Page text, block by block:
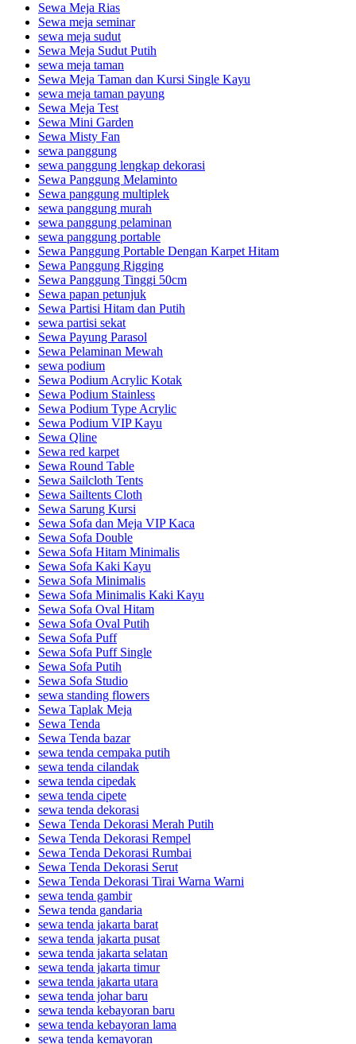
Sewa Meja Rias
Sewa meja seminar
sewa meja sudut
Sewa Meja Sudut Putih
sewa meja taman
Sewa Meja Taman dan Kursi Single Kayu
sewa meja taman payung
Sewa Meja Test
Sewa Mini Garden
Sewa Misty Fan
sewa panggung
sewa panggung lengkap dekorasi
Sewa Panggung Melaminto
Sewa panggung multiplek
sewa panggung murah
sewa panggung pelaminan
sewa panggung portable
Sewa Panggung Portable Dengan Karpet Hitam
Sewa Panggung Rigging
Sewa Panggung Tinggi 50cm
Sewa papan petunjuk
Sewa Partisi Hitam dan Putih
sewa partisi sekat
Sewa Payung Parasol
Sewa Pelaminan Mewah
sewa podium
Sewa Podium Acrylic Kotak
Sewa Podium Stainless
Sewa Podium Type Acrylic
Sewa Podium VIP Kayu
Sewa Qline
Sewa red karpet
Sewa Round Table
Sewa Sailcloth Tents
Sewa Sailtents Cloth
Sewa Sarung Kursi
Sewa Sofa dan Meja VIP Kaca
Sewa Sofa Double
Sewa Sofa Hitam Minimalis
Sewa Sofa Kaki Kayu
Sewa Sofa Minimalis
Sewa Sofa Minimalis Kaki Kayu
Sewa Sofa Oval Hitam
Sewa Sofa Oval Putih
Sewa Sofa Puff
Sewa Sofa Puff Single
Sewa Sofa Putih
Sewa Sofa Studio
sewa standing flowers
Sewa Taplak Meja
Sewa Tenda
Sewa Tenda bazar
sewa tenda cempaka putih
sewa tenda cilandak
sewa tenda cipedak
sewa tenda cipete
sewa tenda dekorasi
Sewa Tenda Dekorasi Merah Putih
Sewa Tenda Dekorasi Rempel
Sewa Tenda Dekorasi Rumbai
Sewa Tenda Dekorasi Serut
Sewa Tenda Dekorasi Tirai Warna Warni
sewa tenda gambir
Sewa tenda gandaria
sewa tenda jakarta barat
sewa tenda jakarta pusat
sewa tenda jakarta selatan
sewa tenda jakarta timur
sewa tenda jakarta utara
sewa tenda johar baru
sewa tenda kebayoran baru
sewa tenda kebayoran lama
sewa tenda kemayoran